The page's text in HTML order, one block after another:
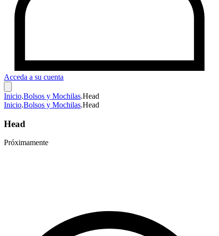
Acceda a su cuenta
Inicio.Bolsos y Mochilas.Head
Inicio.Bolsos y Mochilas.Head
Head
Próximamente